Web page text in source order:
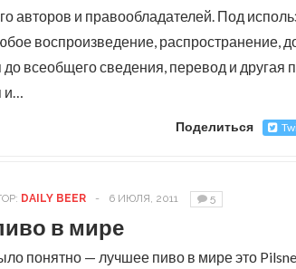
авторов и правообладателей. Под
воспроизведение, распространение,
всеобщего сведения, перевод и другая
и…
Поделиться
DAILY BEER - 6 ИЮЛЯ, 2011 5
в мире
понятно — лучшее пиво в мире это